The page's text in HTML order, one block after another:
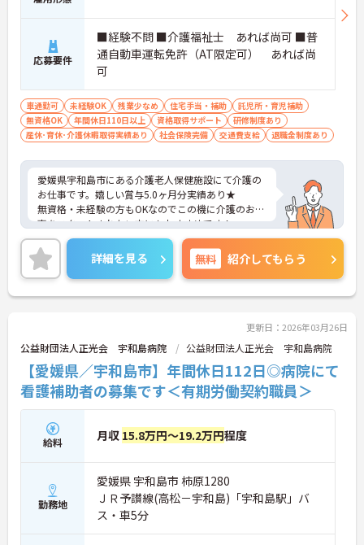
応募要件
■経験不問 ■介護福祉士 あれば尚可 ■普
通自動車運転免許（AT限定可） あれば尚
可
車通勤可 未経験OK 残業少なめ 住宅手当・補助
託児所・育児補助
無資格OK
年間休日110日以上 資格取得サポート
研修制度あり
産休･育休･介護休暇取得実績あり
社会保険完備 交通費支給 退職金制度あり
愛媛県宇和島市にある介護老人保健施設にて介護の
お仕事です。嬉しい賞与5.0ヶ月分実績あり★
無資格・未経験の方もOKなのでこの機に介護のお仕
事をスタートされたい方にもおすすめです！
保育園もあり、福利厚生も充実していますのでお子
さまがいる方も安心して働いていただける環境です
♪
残業少なめなので出勤日でもプライベートの時間を
確保して頂けますよ◎
詳細をお話しいたしますのでお気軽にご相談くださ
い。
詳細を見る 無料 紹介してもらう
更新日：2026年03月26日
公益財団法人正光会 宇和島病院 公益財団法人正光会 宇和島病院
【愛媛県／宇和島市】年間休日112日◎病院にて
看護補助者の募集です＜有期労働契約職員＞
給料 月収 15.8万円～19.2万円程度
勤務地
愛媛県 宇和島市 柿原1280
ＪＲ予讃線(高松－宇和島)「宇和島駅」バ
ス・車5分